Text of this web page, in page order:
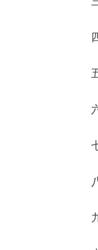
走進北京
四
五
六
七
八
九